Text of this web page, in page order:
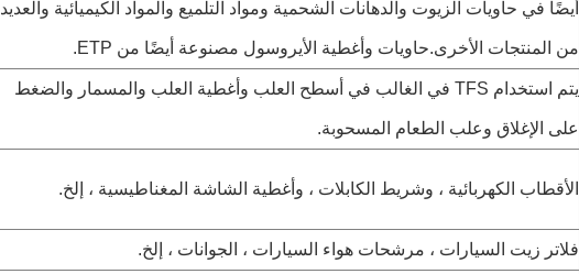
أيضًا في حاويات الزيوت والدهانات الشحمية ومواد التلميع والمواد الكيميائية والعديد
من المنتجات الأخرى.حاويات وأغطية الأيروسول مصنوعة أيضًا من ETP.
يتم استخدام TFS في الغالب في أسطح العلب وأغطية العلب والمسمار والضغط
على الإغلاق وعلب الطعام المسحوبة.
الأقطاب الكهربائية ، وشريط الكابلات ، وأغطية الشاشة المغناطيسية ، إلخ.
فلاتر زيت السيارات ، مرشحات هواء السيارات ، الجوانات ، إلخ.